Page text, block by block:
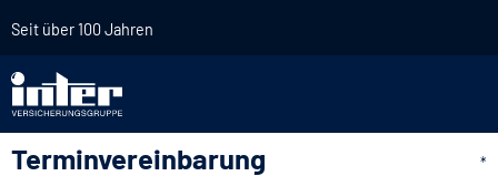
Seit über 100 Jahren
Terminvereinbarung *